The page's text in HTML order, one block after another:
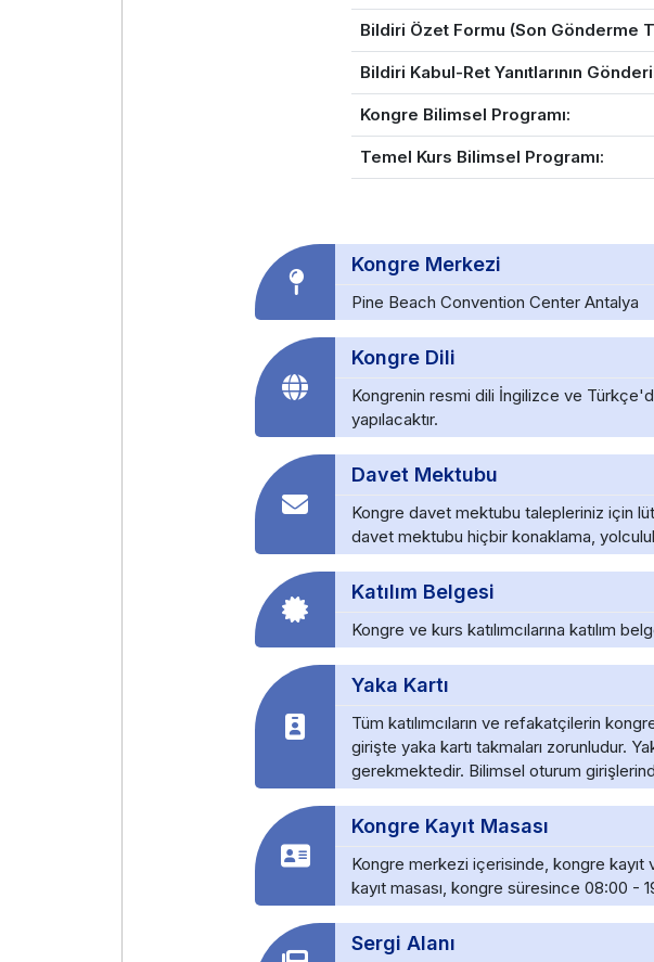
Bildiri Özet Formu (Son Gönderme
Bildiri Kabul-Ret Yanıtlarının
Kongre Bilimsel Programı:
Temel Kurs Bilimsel Programı:
Kongre Merkezi
Pine Beach Convention Center Antalya
Kongre Dili
Kongrenin resmi dili İngilizce ve
yapılacaktır.
Davet Mektubu
Kongre davet mektubu talepleriniz için
davet mektubu hiçbir konaklama,
Katılım Belgesi
Kongre ve kurs katılımcılarına katılım
Yaka Kartı
Tüm katılımcıların ve refakatçilerin
girişte yaka kartı takmaları zorunludur.
gerekmektedir. Bilimsel oturum
Kongre Kayıt Masası
Kongre merkezi içerisinde, kongre
kayıt masası, kongre süresince 08:00 -
Sergi Alanı